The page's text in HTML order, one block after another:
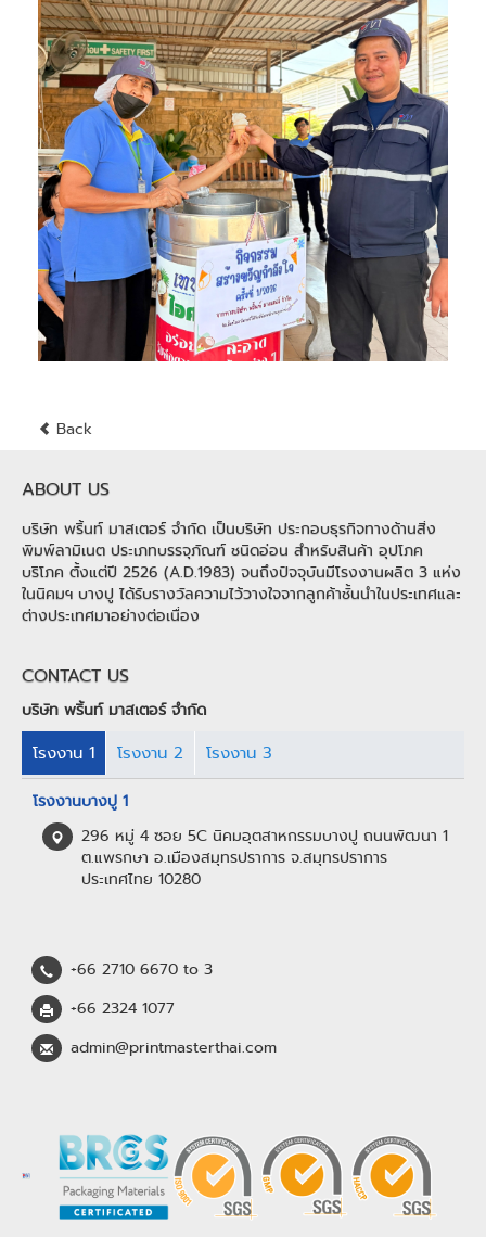
Back
ABOUT US
บริษัท พริ้นท์ มาสเตอร์ จำกัด เป็นบริษัท ประกอบธุรกิจทางด้านสิ่ง
พิมพ์ลามิเนต ประเภทบรรจุภัณฑ์ ชนิดอ่อน สำหรับสินค้า อุปโภค
บริโภค ตั้งแต่ปี 2526 (A.D.1983) จนถึงปัจจุบันมีโรงงานผลิต 3 แห่ง
ในนิคมฯ บางปู ได้รับรางวัลความไว้วางใจจากลูกค้าชั้นนำในประเทศและ
ต่างประเทศมาอย่างต่อเนื่อง
CONTACT US
บริษัท พริ้นท์ มาสเตอร์ จำกัด
โรงงาน 1 โรงงาน 2 โรงงาน 3
โรงงานบางปู 1
296 หมู่ 4 ซอย 5C นิคมอุตสาหกรรมบางปู ถนนพัฒนา 1
ต.แพรกษา อ.เมืองสมุทรปราการ จ.สมุทรปราการ
ประเทศไทย 10280
+66 2710 6670 to 3
+66 2324 1077
admin@printmasterthai.com